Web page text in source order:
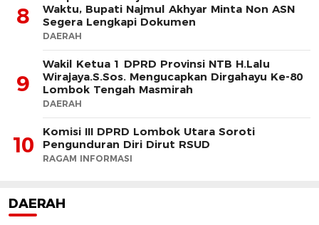
8
Waktu, Bupati Najmul Akhyar Minta Non ASN
Segera Lengkapi Dokumen
DAERAH
9
Wakil Ketua 1 DPRD Provinsi NTB H.Lalu
Wirajaya.S.Sos. Mengucapkan Dirgahayu Ke-80
Lombok Tengah Masmirah
DAERAH
10
Komisi III DPRD Lombok Utara Soroti
Pengunduran Diri Dirut RSUD
RAGAM INFORMASI
DAERAH